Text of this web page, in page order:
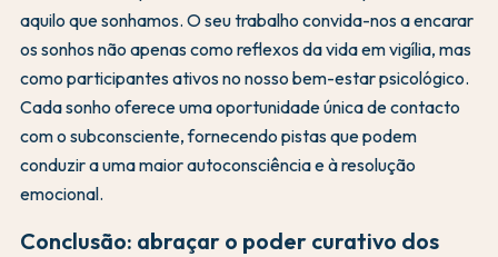
aquilo que sonhamos. O seu trabalho convida-nos a encarar
os sonhos não apenas como reflexos da vida em vigília, mas
como participantes ativos no nosso bem-estar psicológico.
Cada sonho oferece uma oportunidade única de contacto
com o subconsciente, fornecendo pistas que podem
conduzir a uma maior autoconsciência e à resolução
emocional.
Conclusão: abraçar o poder curativo dos